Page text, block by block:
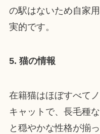
の駅はないため自家
実的です。
5. 猫の情報
在籍猫はほぼすべて
キャットで、長毛種
と穏やかな性格が揃